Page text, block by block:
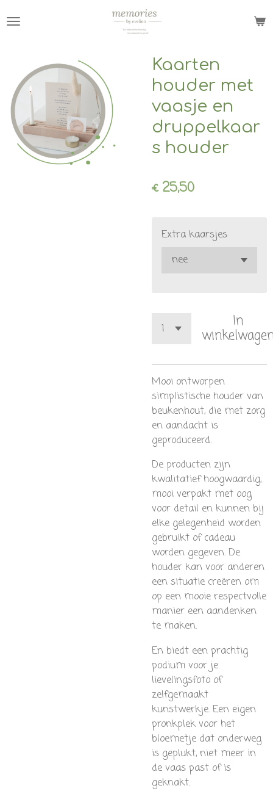
direct
hoofdinhoud
Kaarten
houder met
vaasje en
druppelkaar
s houder
€ 25,50
Extra kaarsjes
In
Mooi ontworpen
simplistische houder van
beukenhout, die met zorg
en aandacht is
geproduceerd.
De producten zijn
kwalitatief hoogwaardig,
mooi verpakt met oog
voor detail en kunnen bij
elke gelegenheid worden
gebruikt of cadeau
worden gegeven. De
houder kan voor anderen
een situatie creëren om
op een mooie respectvolle
manier een aandenken
te maken.
En biedt een prachtig
podium voor je
lievelingsfoto of
zelfgemaakt
kunstwerkje. Een eigen
pronkplek voor het
bloemetje dat onderweg
is geplukt, niet meer in
de vaas past of is
geknakt.